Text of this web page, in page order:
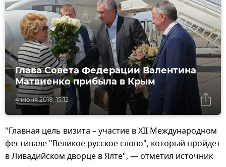
4 июня 2018, 15:12
Глава Совета Федерации Валентина
Матвиенко прибыла в Крым
"Главная цель визита – участие в XII Международном
фестивале "Великое русское слово", который пройдет
в Ливадийском дворце в Ялте", — отметил источник